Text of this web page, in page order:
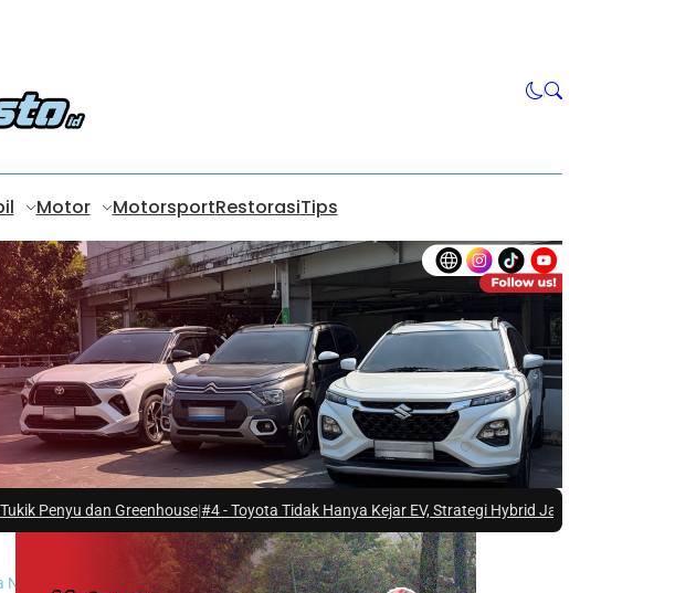
Motor MotorsportRestorasiTips
Greenhouse|#4 -Toyota Tidak Hanya Kejar EV, Strategi Hybrid Jadi Kunci Pasar Indonesia